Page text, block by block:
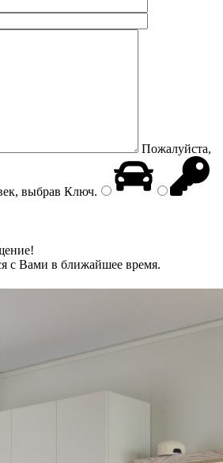
Пожалуйста,
выбрав Ключ.
с Вами в ближайшее время.